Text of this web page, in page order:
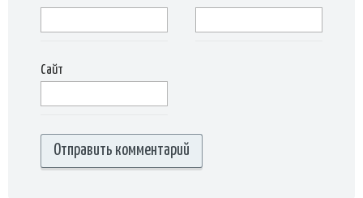
Сайт